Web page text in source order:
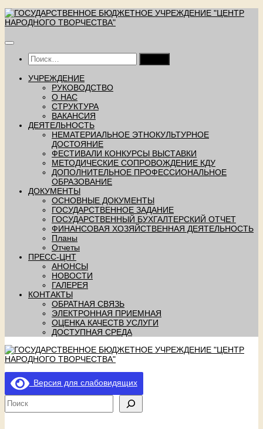
Перейти
к
Найти:
УЧРЕЖДЕНИЕ
РУКОВОДСТВО
О НАС
СТРУКТУРА
ВАКАНСИЯ
ДЕЯТЕЛЬНОСТЬ
НЕМАТЕРИАЛЬНОЕ ЭТНОКУЛЬТУРНОЕ
ДОСТОЯНИЕ
ФЕСТИВАЛИ КОНКУРСЫ ВЫСТАВКИ
МЕТОДИЧЕСКИЕ СОПРОВОЖДЕНИЕ КДУ
ДОПОЛНИТЕЛЬНОЕ ПРОФЕССИОНАЛЬНОЕ
ОБРАЗОВАНИЕ
ДОКУМЕНТЫ
ОСНОВНЫЕ ДОКУМЕНТЫ
ГОСУДАРСТВЕННОЕ ЗАДАНИЕ
ГОСУДАРСТВЕННЫЙ БУХГАЛТЕРСКИЙ ОТЧЕТ
ФИНАНСОВАЯ ХОЗЯЙСТВЕННАЯ ДЕЯТЕЛЬНОСТЬ
Планы
Отчеты
ПРЕСС-ЦНТ
АНОНСЫ
НОВОСТИ
ГАЛЕРЕЯ
КОНТАКТЫ
ОБРАТНАЯ СВЯЗЬ
ЭЛЕКТРОННАЯ ПРИЕМНАЯ
ОЦЕНКА КАЧЕСТВ УСЛУГИ
ДОСТУПНАЯ СРЕДА
Версия для слабовидящих